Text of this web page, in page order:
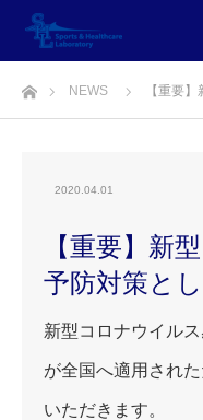
ホームNEWS 【重要
2020.04.01
【重要】新
予防対策と
新型コロナウイル
が全国へ適用され
いただきます。